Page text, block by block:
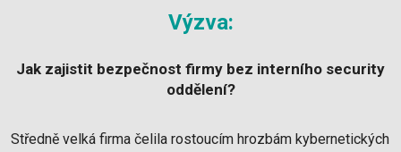
Výzva:
Jak zajistit bezpečnost firmy bez interního security
oddělení?
Středně velká firma čelila rostoucím hrozbám kybernetických